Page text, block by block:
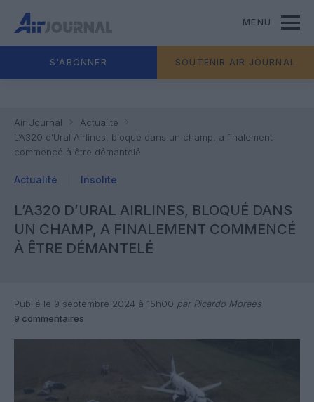
MENU
S'ABONNER SOUTENIR AIR JOURNAL
Air Journal
Actualité
L’A320 d’Ural Airlines, bloqué dans un champ, a finalement
commencé à être démantelé
Actualité Insolite
L’A320 D’URAL AIRLINES, BLOQUÉ DANS
UN CHAMP, A FINALEMENT COMMENCÉ
À ÊTRE DÉMANTELÉ
Publié le 9 septembre 2024 à 15h00 par Ricardo Moraes
9 commentaires